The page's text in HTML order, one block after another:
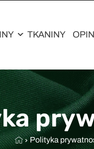
TKANINY
Polityka